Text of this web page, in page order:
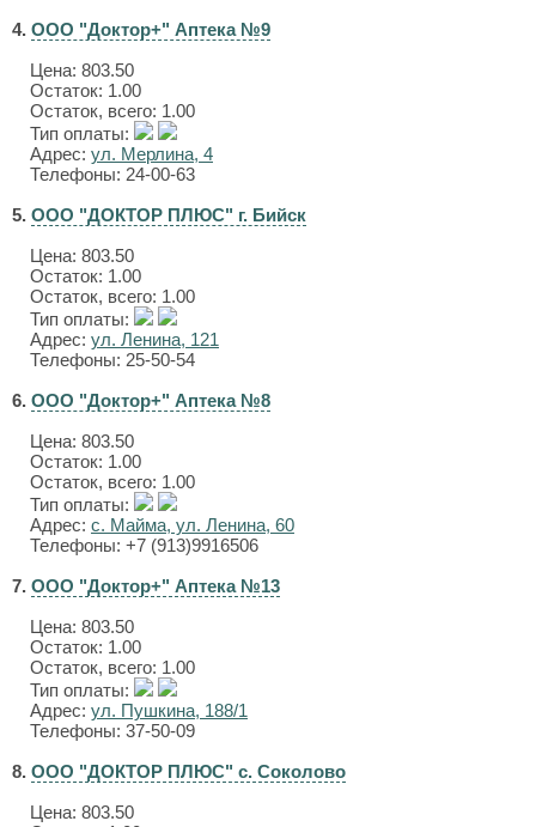
4. ООО "Доктор+" Аптека №9
Цена: 803.50
Остаток: 1.00
Остаток, всего: 1.00
Тип оплаты:
Адрес: ул. Мерлина, 4
Телефоны: 24-00-63
5. ООО "ДОКТОР ПЛЮС" г. Бийск
Цена: 803.50
Остаток: 1.00
Остаток, всего: 1.00
Тип оплаты:
Адрес: ул. Ленина, 121
Телефоны: 25-50-54
6. ООО "Доктор+" Аптека №8
Цена: 803.50
Остаток: 1.00
Остаток, всего: 1.00
Тип оплаты:
Адрес: с. Майма, ул. Ленина, 60
Телефоны: +7 (913)9916506
7. ООО "Доктор+" Аптека №13
Цена: 803.50
Остаток: 1.00
Остаток, всего: 1.00
Тип оплаты:
Адрес: ул. Пушкина, 188/1
Телефоны: 37-50-09
8. ООО "ДОКТОР ПЛЮС" с. Соколово
Цена: 803.50